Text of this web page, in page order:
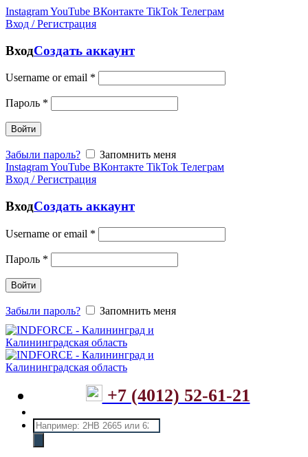
InstagramYouTube ВКонтакте TikTok Телеграм
Вход / Регистрация
ВходСоздать аккаунт
Username or email *
Пароль *
Войти
Забыли пароль?
Запомнить меня
InstagramYouTube ВКонтакте TikTok Телеграм
Вход / Регистрация
ВходСоздать аккаунт
Username or email *
Пароль *
Войти
Забыли пароль? Запомнить меня
+7 (4012) 52-61-21
Поиск
товаров